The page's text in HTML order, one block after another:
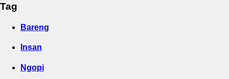
Tag
Bareng
Insan
Ngopi